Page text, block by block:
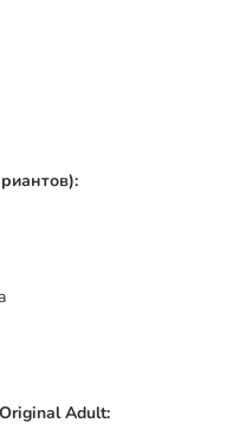
Adult: